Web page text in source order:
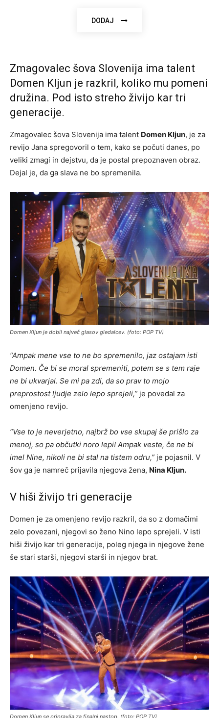
DODAJ
Zmagovalec šova Slovenija ima talent
Domen Kljun je razkril, koliko mu pomeni
družina. Pod isto streho živijo kar tri
generacije.
Zmagovalec šova Slovenija ima talent Domen Kljun, je za
revijo Jana spregovoril o tem, kako se počuti danes, po
veliki zmagi in dejstvu, da je postal prepoznaven obraz.
Dejal je, da ga slava ne bo spremenila.
Domen Kljun je dobil največ glasov gledalcev. (foto: POP TV)
“Ampak mene vse to ne bo spremenilo, jaz ostajam isti
Domen. Če bi se moral spremeniti, potem se s tem raje
ne bi ukvarjal. Se mi pa zdi, da so prav to mojo
preprostost ljudje zelo lepo sprejeli,” je povedal za
omenjeno revijo.
“Vse to je neverjetno, najbrž bo vse skupaj še prišlo za
menoj, so pa občutki noro lepi! Ampak veste, če ne bi
imel Nine, nikoli ne bi stal na tistem odru,” je pojasnil. V
šov ga je namreč prijavila njegova žena, Nina Kljun.
V hiši živijo tri generacije
Domen je za omenjeno revijo razkril, da so z domačimi
zelo povezani, njegovi so ženo Nino lepo sprejeli. V isti
hiši živijo kar tri generacije, poleg njega in njegove žene
še stari starši, njegovi starši in njegov brat.
Domen Kljun se pripravlja za finalni nastop. (foto: POP TV)